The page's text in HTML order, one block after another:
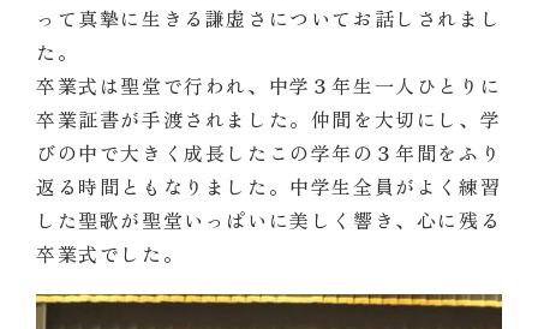
って真摯に生きる謙虚さについてお話しされまし
た。
卒業式は聖堂で行われ、中学３年生一人ひとりに
卒業証書が手渡されました。仲間を大切にし、学
びの中で大きく成長したこの学年の３年間をふり
返る時間ともなりました。中学生全員がよく練習
した聖歌が聖堂いっぱいに美しく響き、心に残る
卒業式でした。